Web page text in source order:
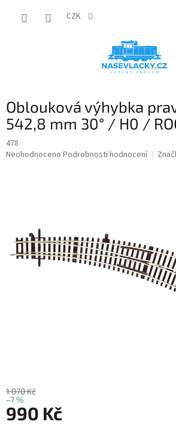
CZK
Oblouková výhybka
542,8 mm 30° / H0 /
478
Průměrné
hvězdiček.
Neohodnoceno Podrobnosti hodnocení
1 070 Kč
–7 %
990 Kč